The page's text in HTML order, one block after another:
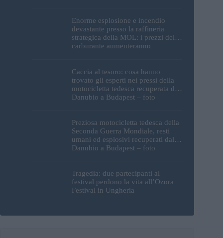
Enorme esplosione e incendio
devastante presso la raffineria
strategica della MOL: i prezzi del
carburante aumenteranno
Caccia al tesoro: cosa hanno
trovato gli esperti nei pressi della
motocicletta tedesca recuperata dal
Danubio a Budapest – foto
Preziosa motocicletta tedesca della
Seconda Guerra Mondiale, resti
umani ed esplosivi recuperati dal
Danubio a Budapest – foto
Tragedia: due partecipanti al
festival perdono la vita all’Ozora
Festival in Ungheria